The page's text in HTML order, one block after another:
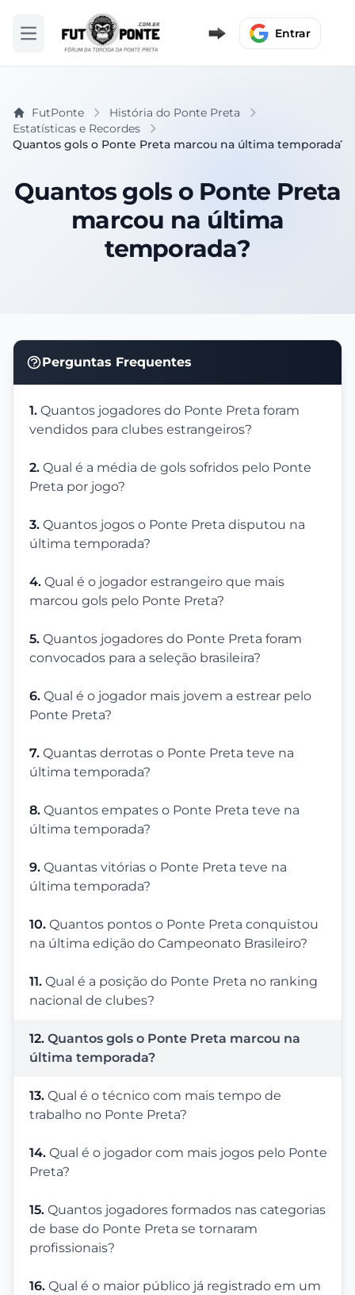
Abrir menu Entrar
FutPonte
História do Ponte Preta
Estatísticas e Recordes
Quantos gols o Ponte Preta marcou na última temporada?
Quantos gols o Ponte Preta
marcou na última
temporada?
Perguntas Frequentes
1. Quantos jogadores do Ponte Preta foram
vendidos para clubes estrangeiros?
2. Qual é a média de gols sofridos pelo Ponte
Preta por jogo?
3. Quantos jogos o Ponte Preta disputou na
última temporada?
4. Qual é o jogador estrangeiro que mais
marcou gols pelo Ponte Preta?
5. Quantos jogadores do Ponte Preta foram
convocados para a seleção brasileira?
6. Qual é o jogador mais jovem a estrear pelo
Ponte Preta?
7. Quantas derrotas o Ponte Preta teve na
última temporada?
8. Quantos empates o Ponte Preta teve na
última temporada?
9. Quantas vitórias o Ponte Preta teve na
última temporada?
10. Quantos pontos o Ponte Preta conquistou
na última edição do Campeonato Brasileiro?
11. Qual é a posição do Ponte Preta no ranking
nacional de clubes?
12. Quantos gols o Ponte Preta marcou na
última temporada?
13. Qual é o técnico com mais tempo de
trabalho no Ponte Preta?
14. Qual é o jogador com mais jogos pelo Ponte
Preta?
15. Quantos jogadores formados nas categorias
de base do Ponte Preta se tornaram
profissionais?
16. Qual é o maior público já registrado em um